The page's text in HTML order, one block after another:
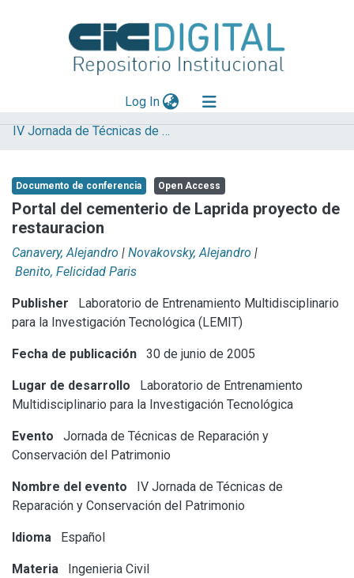
Log In(current)
Explorar
Aportar material
Statistics
IV Jornada de Técnicas de Restauración y Conservación del Patrimonio
Documento de conferencia Open Access
Portal del cementerio de Laprida proyecto de
restauracion
Canavery, Alejandro | Novakovsky, Alejandro |
Benito, Felicidad Paris
Publisher
Laboratorio de Entrenamiento Multidisciplinario
para la Investigación Tecnológica (LEMIT)
Fecha de publicación 30 de junio de 2005
Lugar de desarrollo
Laboratorio de Entrenamiento
Multidisciplinario para la Investigación Tecnológica
Evento
Jornada de Técnicas de Reparación y
Conservación del Patrimonio
Nombre del evento
IV Jornada de Técnicas de
Reparación y Conservación del Patrimonio
Idioma Español
Materia Ingenieria Civil